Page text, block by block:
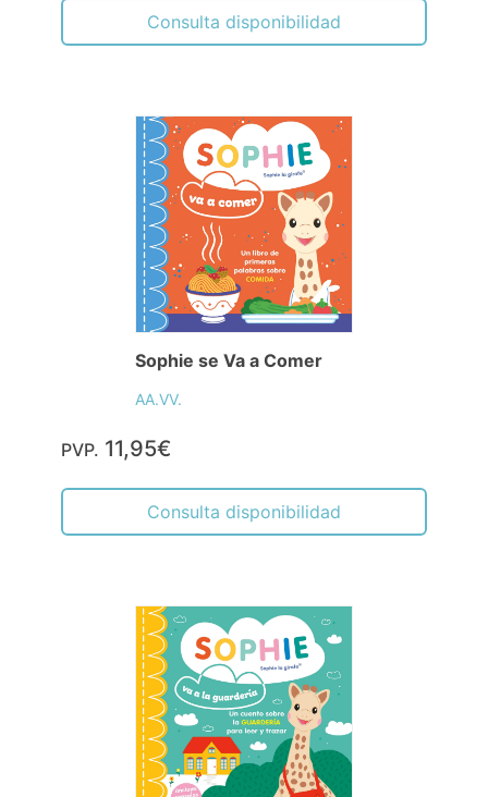
Consulta disponibilidad
Sophie se Va a Comer
AA.VV.
PVP. 11,95€
Consulta disponibilidad